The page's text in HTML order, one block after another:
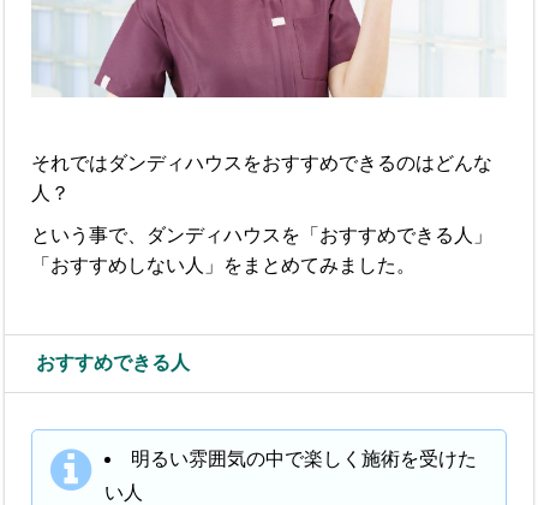
それではダンディハウスをおすすめできるのはどんな
人？
という事で、ダンディハウスを「おすすめできる人」
「おすすめしない人」をまとめてみました。
おすすめできる人
明るい雰囲気の中で楽しく施術を受けた
い人